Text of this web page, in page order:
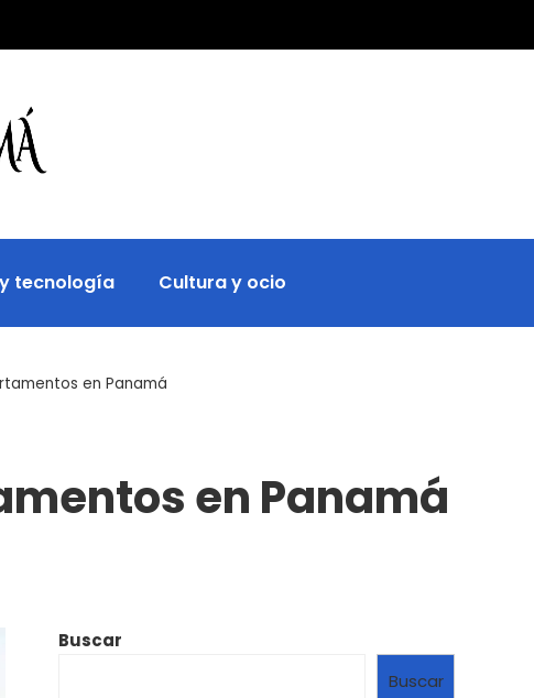
tecnología Cultura y ocio
en Panamá
en Panamá
Buscar
Buscar